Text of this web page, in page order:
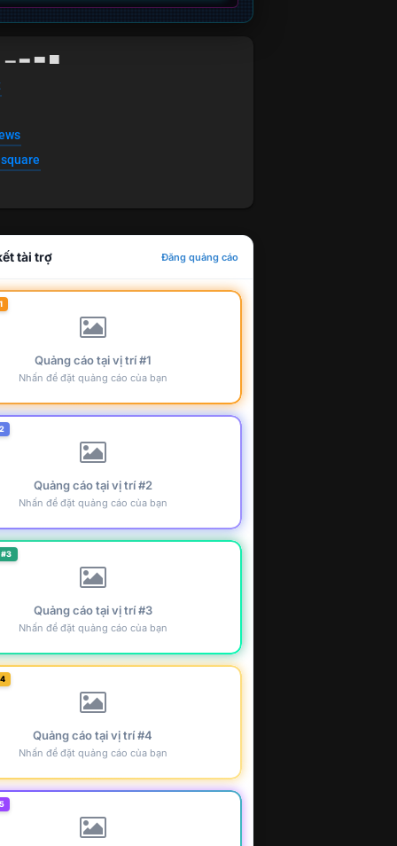
▁ ▂ ▃ ▄
tài trợ Đăng quảng cáo
Quảng cáo tại vị trí #1
Nhấn để đặt quảng cáo của bạn
Quảng cáo tại vị trí #2
Nhấn để đặt quảng cáo của bạn
Quảng cáo tại vị trí #3
Nhấn để đặt quảng cáo của bạn
Quảng cáo tại vị trí #4
Nhấn để đặt quảng cáo của bạn